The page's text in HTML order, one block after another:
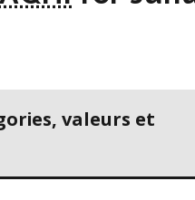
valeurs et